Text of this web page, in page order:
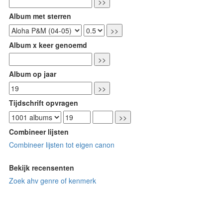
Album met sterren
Album x keer genoemd
Album op jaar
Tijdschrift opvragen
Combineer lijsten
Combineer lijsten tot eigen canon
Bekijk recensenten
Zoek ahv genre of kenmerk